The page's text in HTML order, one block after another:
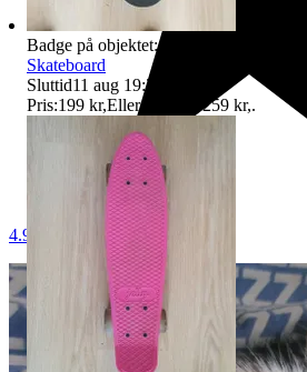
4.9
Badge på objektet:Avhämtning
Skateboard
Sluttid11 aug 19:28
Pris:199 kr,Eller Köp nu 259 kr,.